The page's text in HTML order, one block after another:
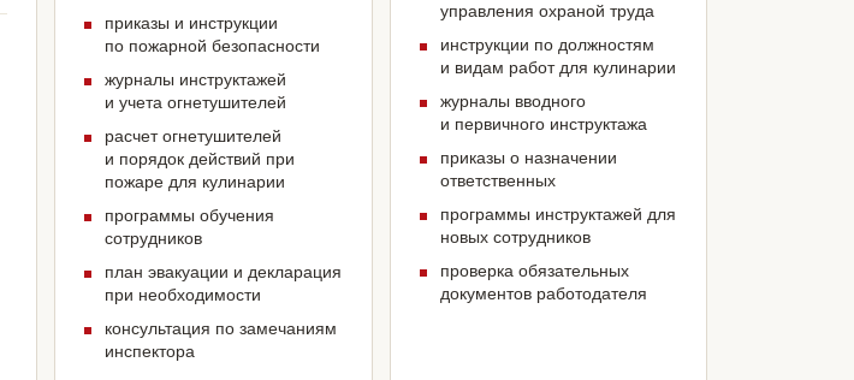
приказы и инструкции
по пожарной безопасности
журналы инструктажей
и учета огнетушителей
расчет огнетушителей
и порядок действий при
пожаре для кулинарии
программы обучения
сотрудников
план эвакуации и декларация
при необходимости
консультация по замечаниям
инспектора
управления охраной труда
инструкции по должностям
и видам работ для кулинарии
журналы вводного
и первичного инструктажа
приказы о назначении
ответственных
программы инструктажей для
новых сотрудников
проверка обязательных
документов работодателя